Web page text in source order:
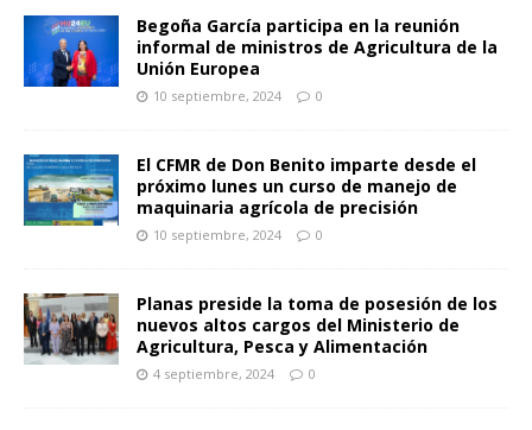
Begoña García participa en la reunión
informal de ministros de Agricultura de la
Unión Europea
10 septiembre, 2024 0
El CFMR de Don Benito imparte desde el
próximo lunes un curso de manejo de
maquinaria agrícola de precisión
10 septiembre, 2024 0
Planas preside la toma de posesión de los
nuevos altos cargos del Ministerio de
Agricultura, Pesca y Alimentación
4 septiembre, 2024 0